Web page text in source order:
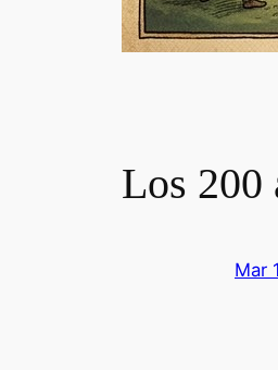
Los 200
Mar